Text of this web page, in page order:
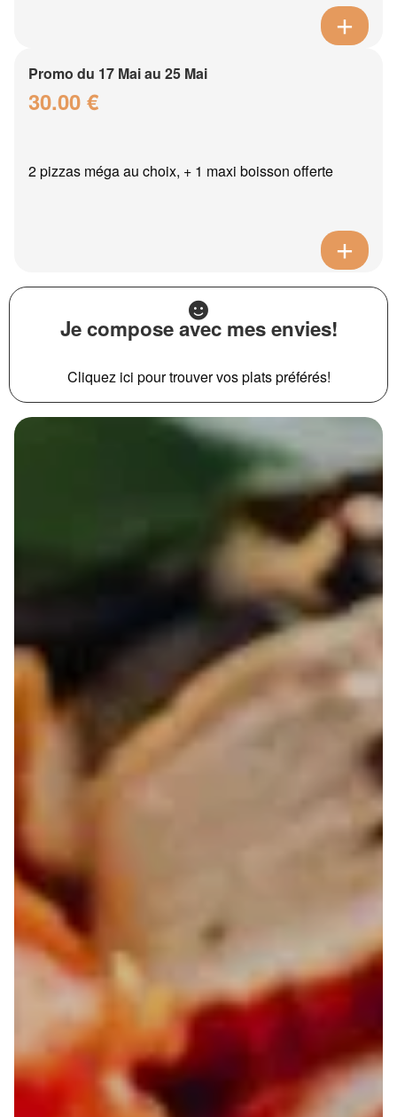
Promo du 17 Mai au 25 Mai
30.00 €
2 pizzas méga au choix, + 1 maxi boisson offerte
Je compose avec mes envies!
Cliquez ici pour trouver vos plats préférés!